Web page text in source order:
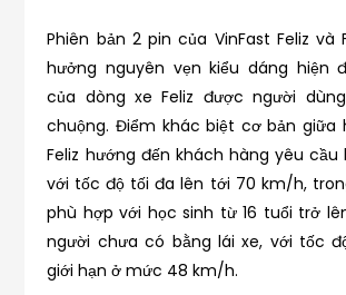
Phiên bản 2 pin của VinFast Feliz và
hưởng nguyên vẹn kiểu dáng hiện
của dòng xe Feliz được người
chuộng. Điểm khác biệt cơ bản giữa
Feliz hướng đến khách hàng yêu cầu
với tốc độ tối đa lên tới 70 km/h,
phù hợp với học sinh từ 16 tuổi trở
người chưa có bằng lái xe, với tốc
giới hạn ở mức 48 km/h.